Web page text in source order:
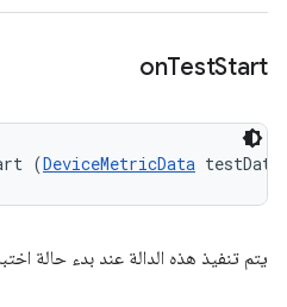
onTestStart
(DeviceMetricData
يتم تنفيذ هذه الدالة عند بدء حالة